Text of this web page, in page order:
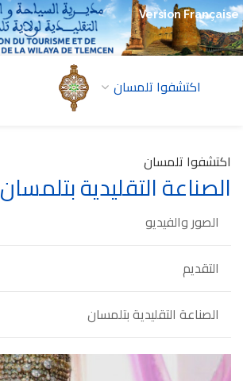
Version Française
اكتشفوا تلمسان
اكتشفوا تلمسان
الصناعة التقليدية بتلمسان
الصور والفيديو
التقديم
الصناعة التقليدية بتلمسان